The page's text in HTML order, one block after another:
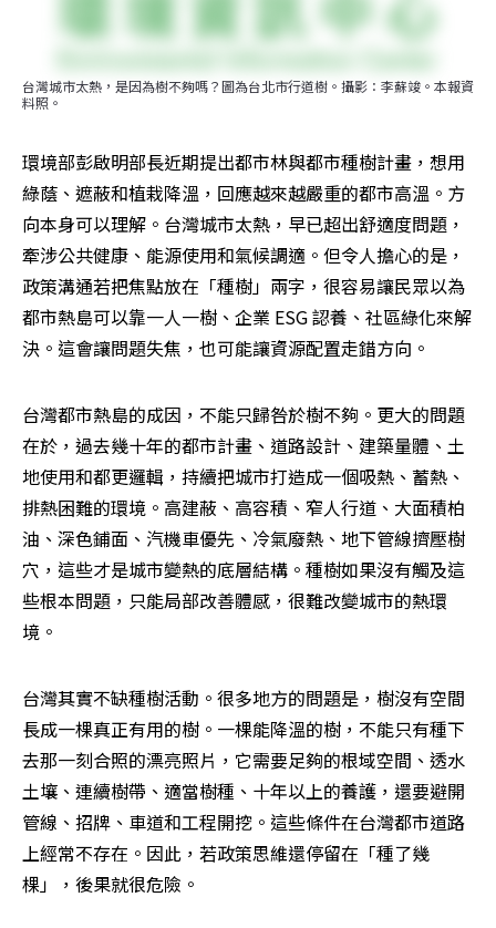
台灣城市太熱，是因為樹不夠嗎？圖為台北市行道樹。攝影：李蘇竣。本報資
料照。
環境部彭啟明部長近期提出都市林與都市種樹計畫，想用
綠蔭、遮蔽和植栽降溫，回應越來越嚴重的都市高溫。方
向本身可以理解。台灣城市太熱，早已超出舒適度問題，
牽涉公共健康、能源使用和氣候調適。但令人擔心的是，
政策溝通若把焦點放在「種樹」兩字，很容易讓民眾以為
都市熱島可以靠一人一樹、企業 ESG 認養、社區綠化來解
決。這會讓問題失焦，也可能讓資源配置走錯方向。
台灣都市熱島的成因，不能只歸咎於樹不夠。更大的問題
在於，過去幾十年的都市計畫、道路設計、建築量體、土
地使用和都更邏輯，持續把城市打造成一個吸熱、蓄熱、
排熱困難的環境。高建蔽、高容積、窄人行道、大面積柏
油、深色鋪面、汽機車優先、冷氣廢熱、地下管線擠壓樹
穴，這些才是城市變熱的底層結構。種樹如果沒有觸及這
些根本問題，只能局部改善體感，很難改變城市的熱環
境。
台灣其實不缺種樹活動。很多地方的問題是，樹沒有空間
長成一棵真正有用的樹。一棵能降溫的樹，不能只有種下
去那一刻合照的漂亮照片，它需要足夠的根域空間、透水
土壤、連續樹帶、適當樹種、十年以上的養護，還要避開
管線、招牌、車道和工程開挖。這些條件在台灣都市道路
上經常不存在。因此，若政策思維還停留在「種了幾
棵」，後果就很危險。